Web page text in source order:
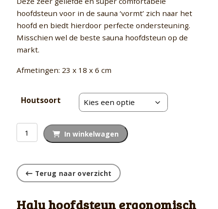
hoofdsteun voor in de sauna ‘vormt’ zich naar het
hoofd en biedt hierdoor perfecte ondersteuning.
Misschien wel de beste sauna hoofdsteun op de
markt.
Afmetingen: 23 x 18 x 6 cm
Houtsoort
Halu
hoofdsteun
model
aantal
In winkelwagen
Terug naar overzicht
Halu hoofdsteun ergonomisch